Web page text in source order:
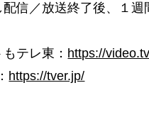
配信／放送終了後、１
もテレ東： https://
https://tver.jp/